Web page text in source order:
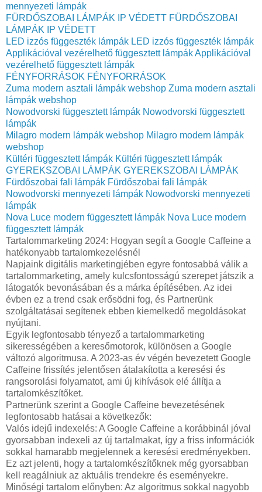
mennyezeti lámpák
FÜRDŐSZOBAI LÁMPÁK IP VÉDETT FÜRDŐSZOBAI
LÁMPÁK IP VÉDETT
LED izzós függeszték lámpák LED izzós függeszték lámpák
Applikációval vezérelhető függesztett lámpákApplikációval
vezérelhető függesztett lámpák
FÉNYFORRÁSOK FÉNYFORRÁSOK
Zuma modern asztali lámpák webshop Zuma modern asztali
lámpák webshop
Nowodvorski függesztett lámpák Nowodvorski függesztett
lámpák
Milagro modern lámpák webshop Milagro modern lámpák
webshop
Kültéri függesztett lámpák Kültéri függesztett lámpák
GYEREKSZOBAI LÁMPÁK GYEREKSZOBAI LÁMPÁK
Fürdőszobai fali lámpák Fürdőszobai fali lámpák
Nowodvorski mennyezeti lámpák Nowodvorski mennyezeti
lámpák
Nova Luce modern függesztett lámpák Nova Luce modern
függesztett lámpák
Tartalommarketing 2024: Hogyan segít a Google Caffeine a
hatékonyabb tartalomkezelésnél
Napjaink digitális marketingjében egyre fontosabbá válik a
tartalommarketing, amely kulcsfontosságú szerepet játszik a
látogatók bevonásában és a márka építésében. Az idei
évben ez a trend csak erősödni fog, és Partnerünk
szolgáltatásai segítenek ebben kiemelkedő megoldásokat
nyújtani.
Egyik legfontosabb tényező a tartalommarketing
sikerességében a keresőmotorok, különösen a Google
változó algoritmusa. A 2023-as év végén bevezetett Google
Caffeine frissítés jelentősen átalakította a keresési és
rangsorolási folyamatot, ami új kihívások elé állítja a
tartalomkészítőket.
Partnerünk szerint a Google Caffeine bevezetésének
legfontosabb hatásai a következők:
Valós idejű indexelés: A Google Caffeine a korábbinál jóval
gyorsabban indexeli az új tartalmakat, így a friss információk
sokkal hamarabb megjelennek a keresési eredményekben.
Ez azt jelenti, hogy a tartalomkészítőknek még gyorsabban
kell reagálniuk az aktuális trendekre és eseményekre.
Minőségi tartalom előnyben: Az algoritmus sokkal nagyobb